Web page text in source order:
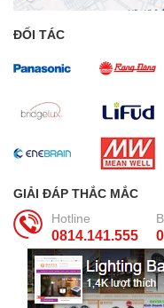
ĐỐI TÁC
GIẢI ĐÁP THẮC MẮC
Hotline
0814.141.555